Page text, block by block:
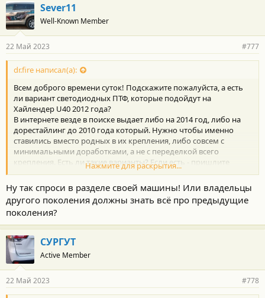
Sever11
Well-Known Member
22 Май 2023 #777
dr.fire написал(а):
Всем доброго времени суток! Подскажите пожалуйста, а есть
ли вариант светодиодных ПТФ, которые подойдут на
Хайлендер U40 2012 года?
В интернете везде в поиске выдает либо на 2014 год, либо на
дорестайлинг до 2010 года который. Нужно чтобы именно
ставились вместо родных в их крепления, либо совсем с
минимальными доработками, а не с переделкой всего
крепления. Есть ли такие варианты? Если есть - пришлите
пожалуйста ссылку или хотя бы название. Спасибо!
Нажмите для раскрытия...
Ну так спроси в разделе своей машины! Или владельцы
другого поколения должны знать всё про предыдущие
поколения?
СУРГУТ
Active Member
22 Май 2023 #778